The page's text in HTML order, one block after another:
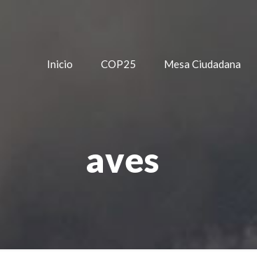
Inicio COP25 Mesa Ciudadana
aves